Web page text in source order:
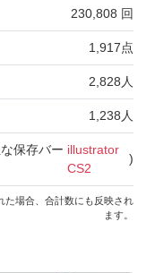
230,808 回
1,917点
2,828 人
1,238 人
保存バー illustrator
CS2
)
場合、合計数にも反映され
ます。